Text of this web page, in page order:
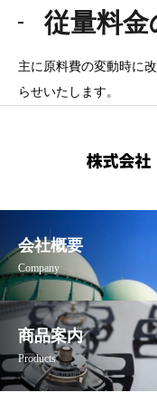
従量料
主に原料費の変動時に
らせいたします。
会社概要
Company
商品案内
Products